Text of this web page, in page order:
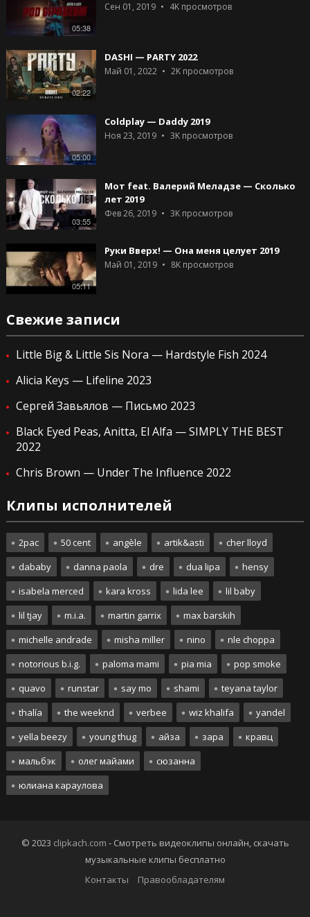
05:38
Сен 01, 2019 4Kпросмотров
02:22
DASHI — PARTY 2022
Май 01, 2022 2Kпросмотров
05:00
Coldplay — Daddy 2019
Ноя 23, 2019 3Kпросмотров
03:55
Мот feat. Валерий Меладзе — Сколько
лет 2019
Фев 26, 2019 3Kпросмотров
05:11
Руки Вверх! — Она меня целует 2019
Май 01, 2019 8Kпросмотров
Свежие записи
Little Big & Little Sis Nora — Hardstyle Fish 2024
Alicia Keys — Lifeline 2023
Сергей Завьялов — Письмо 2023
Black Eyed Peas, Anitta, El Alfa — SIMPLY THE BEST
2022
Chris Brown — Under The Influence 2022
Клипы исполнителей
2pac 50 cent angèle artik&asti
cher lloyd
dababy
danna paola dre dua lipa
hensy
isabela merced
kara kross lida lee
lil baby
lil tjay
m.i.a. martin garrix
max barskih
michelle andrade
misha miller nino
nle choppa
notorious b.i.g.
paloma mami pia mia
pop smoke
quavo
runstar say mo shami
teyana taylor
thalía
the weeknd verbee wiz khalifa
yandel
yella beezy
young thug айза зара
кравц
мальбэк
олег майами
сюзанна
юлиана караулова
© 2023 clipkach.com - Смотреть видеоклипы онлайн, скачать
музыкальные клипы бесплатно
Контакты
Правообладателям